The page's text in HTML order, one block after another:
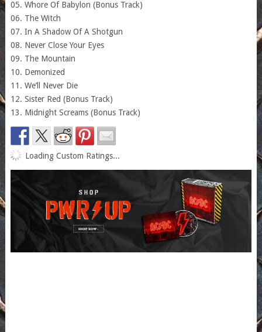
05. Whore Of Babylon (Bonus Track)
06. The Witch
07. In A Shadow Of A Shotgun
08. Never Close Your Eyes
09. The Mountain
10. Demonized
11. We’ll Never Die
12. Sister Red (Bonus Track)
13. Midnight Screams (Bonus Track)
Loading Custom Ratings...